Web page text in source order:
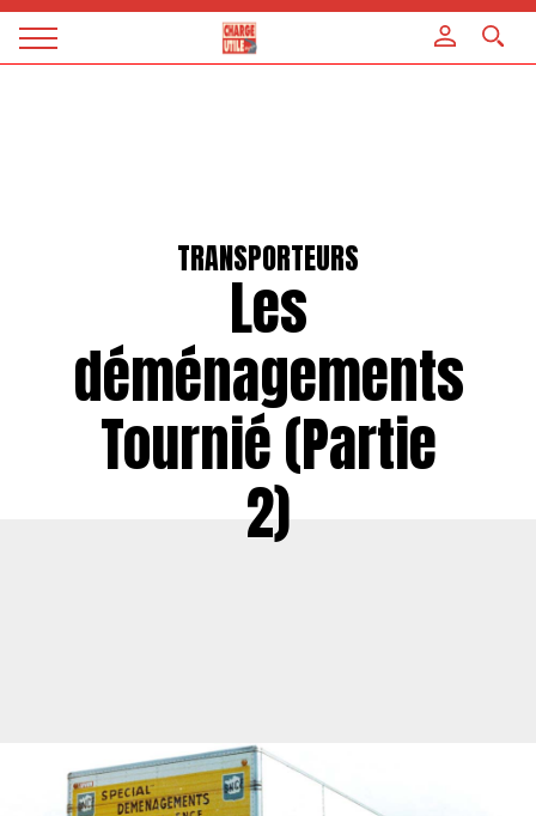
Magazine
TRANSPORTEURS
Les
déménagements
Tournié (Partie
2)
Panneau de gestion des cookies